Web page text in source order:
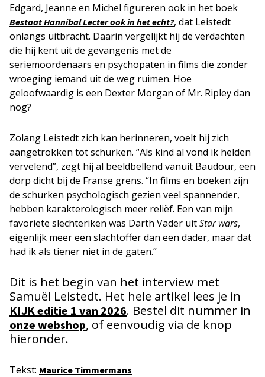
Edgard, Jeanne en Michel figureren ook in het boek
Bestaat Hannibal Lecter ook in het echt?, dat Leistedt
onlangs uitbracht. Daarin vergelijkt hij de verdachten
die hij kent uit de gevangenis met de
seriemoordenaars en psychopaten in films die zonder
wroeging iemand uit de weg ruimen. Hoe
geloofwaardig is een Dexter Morgan of Mr. Ripley dan
nog?
Zolang Leistedt zich kan herinneren, voelt hij zich
aangetrokken tot schurken. “Als kind al vond ik helden
vervelend”, zegt hij al beeldbellend vanuit Baudour, een
dorp dicht bij de Franse grens. “In films en boeken zijn
de schurken psychologisch gezien veel spannender,
hebben karakterologisch meer reliëf. Een van mijn
favoriete slechteriken was Darth Vader uitStar wars,
eigenlijk meer een slachtoffer dan een dader, maar dat
had ik als tiener niet in de gaten.”
Dit is het begin van het interview met
Samuël Leistedt. Het hele artikel lees je in
KIJK editie 1 van 2026. Bestel dit nummer in
onze webshop, of eenvoudig via de knop
hieronder.
Tekst: Maurice Timmermans